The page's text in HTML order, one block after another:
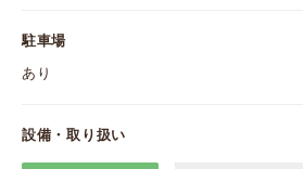
駐車場
あり
設備・取り扱い